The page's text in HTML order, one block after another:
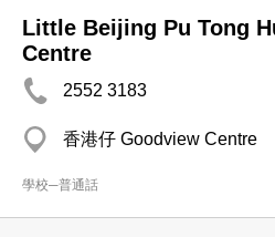
Little Beijing Pu Tong
Centre
2552 3183
香港仔 Goodview Centre
學校─普通話